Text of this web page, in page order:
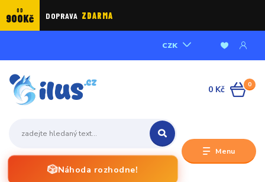
OD
900Kč DOPRAVA ZDARMA
Menu
CZK
🎲Náhoda rozhodne!
0
0 Kč